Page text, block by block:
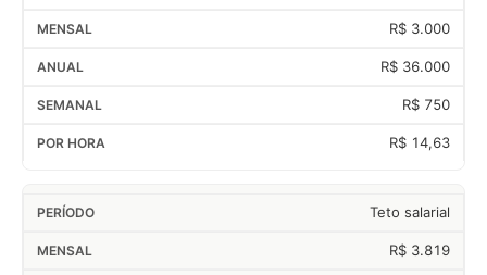
R$ 3.000
R$ 36.000
R$ 750
R$ 14,63
Teto salarial
R$ 3.819